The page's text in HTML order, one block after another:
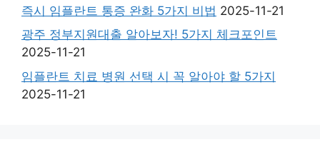
즉시 임플란트 통증 완화 5가지 비법 2025-11-21
광주 정부지원대출 알아보자! 5가지 체크포인트
2025-11-21
임플란트 치료 병원 선택 시 꼭 알아야 할 5가지
2025-11-21